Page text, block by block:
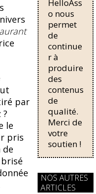
par
le
pris
de
pour une
régularisati
on,
passant de
trois...
HelloAss
o nous
permet
de
continue
r à
produire
des
contenus
de
qualité.
Merci de
votre
soutien !
NOS AUTRES
ARTICLES